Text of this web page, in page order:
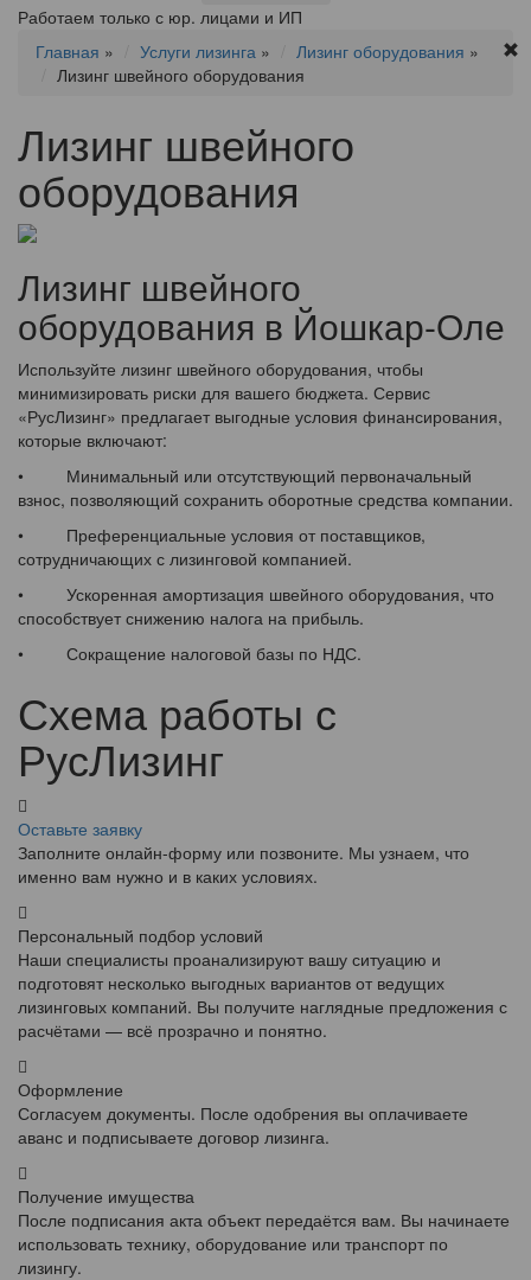
Работаем только с юр. лицами и ИП
Главная » Услуги лизинга » Лизинг оборудования »
Лизинг швейного оборудования
Лизинг швейного
оборудования
Лизинг швейного
оборудования в Йошкар-Оле
Используйте лизинг швейного оборудования, чтобы
минимизировать риски для вашего бюджета. Сервис
«РусЛизинг» предлагает выгодные условия финансирования,
которые включают:
• Минимальный или отсутствующий первоначальный
взнос, позволяющий сохранить оборотные средства компании.
• Преференциальные условия от поставщиков,
сотрудничающих с лизинговой компанией.
• Ускоренная амортизация швейного оборудования, что
способствует снижению налога на прибыль.
• Сокращение налоговой базы по НДС.
Схема работы с
РусЛизинг
Оставьте заявку
Заполните онлайн-форму или позвоните. Мы узнаем, что
именно вам нужно и в каких условиях.
Персональный подбор условий
Наши специалисты проанализируют вашу ситуацию и
подготовят несколько выгодных вариантов от ведущих
лизинговых компаний. Вы получите наглядные предложения с
расчётами — всё прозрачно и понятно.
Оформление
Согласуем документы. После одобрения вы оплачиваете
аванс и подписываете договор лизинга.
Получение имущества
После подписания акта объект передаётся вам. Вы начинаете
использовать технику, оборудование или транспорт по
лизингу.